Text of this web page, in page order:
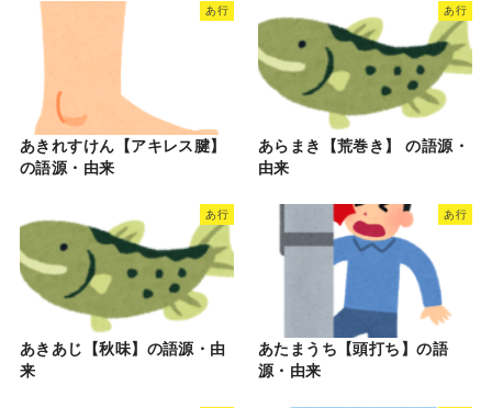
あ行
あきれすけん【アキレス腱】
の語源・由来
あ行
あらまき【荒巻き】 の語源・
由来
あ行
あきあじ【秋味】の語源・由
来
あ行
あたまうち【頭打ち】の語
源・由来